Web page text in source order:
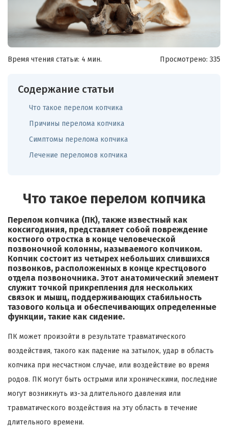
Время чтения статьи: 4 мин. Просмотрено: 335
Содержание статьи
Что такое перелом копчика
Причины перелома копчика
Симптомы перелома копчика
Лечение переломов копчика
Что такое перелом копчика
Перелом копчика (ПК), также известный как
коксигодиния, представляет собой повреждение
костного отростка в конце человеческой
позвоночной колонны, называемого копчиком.
Копчик состоит из четырех небольших слившихся
позвонков, расположенных в конце крестцового
отдела позвоночника. Этот анатомический элемент
служит точкой прикрепления для нескольких
связок и мышц, поддерживающих стабильность
тазового кольца и обеспечивающих определенные
функции, такие как сидение.
ПК может произойти в результате травматического
воздействия, такого как падение на затылок, удар в область
копчика при несчастном случае, или воздействие во время
родов. ПК могут быть острыми или хроническими, последние
могут возникнуть из-за длительного давления или
травматического воздействия на эту область в течение
длительного времени.